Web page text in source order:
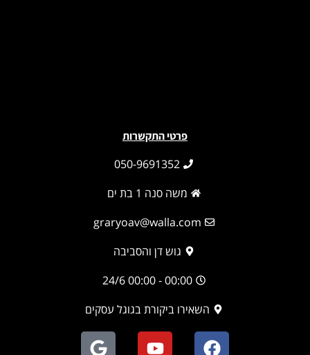
פרטי התקשרות
050-9691352
משה סנה 1 בת ים
graryoav@walla.com
גוש דן והסביבה
00:00 - 00:00 24/6
השאירו ביקורת בגוגל עסקים